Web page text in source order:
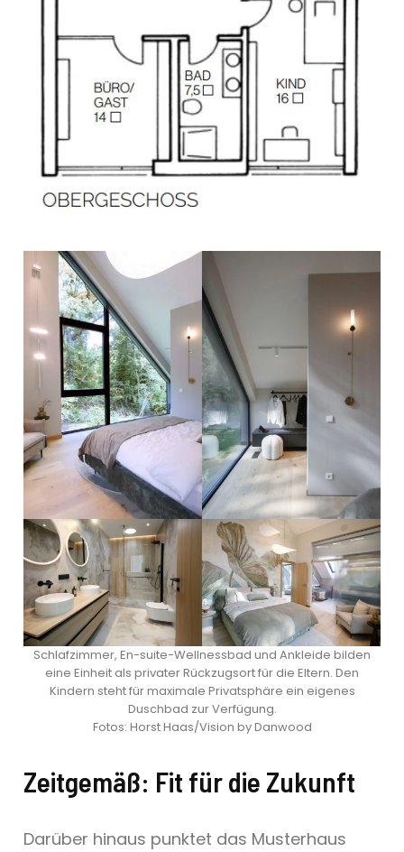
Schlafzimmer, En-suite-Wellnessbad und Ankleide bilden
eine Einheit als privater Rückzugsort für die Eltern. Den
Kindern steht für maximale Privatsphäre ein eigenes
Duschbad zur Verfügung.
Fotos: Horst Haas/Vision by Danwood
Zeitgemäß: Fit für die Zukunft
Darüber hinaus punktet das Musterhaus